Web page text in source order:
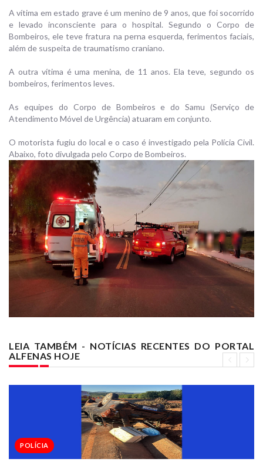
A vítima em estado grave é um menino de 9 anos, que foi socorrido
e levado inconsciente para o hospital. Segundo o Corpo de
Bombeiros, ele teve fratura na perna esquerda, ferimentos faciais,
além de suspeita de traumatismo craniano.
A outra vítima é uma menina, de 11 anos. Ela teve, segundo os
bombeiros, ferimentos leves.
As equipes do Corpo de Bombeiros e do Samu (Serviço de
Atendimento Móvel de Urgência) atuaram em conjunto.
O motorista fugiu do local e o caso é investigado pela Polícia Civil.
Abaixo, foto divulgada pelo Corpo de Bombeiros.
LEIA TAMBÉM - NOTÍCIAS RECENTES DO PORTAL
ALFENAS HOJE
POLÍCIA